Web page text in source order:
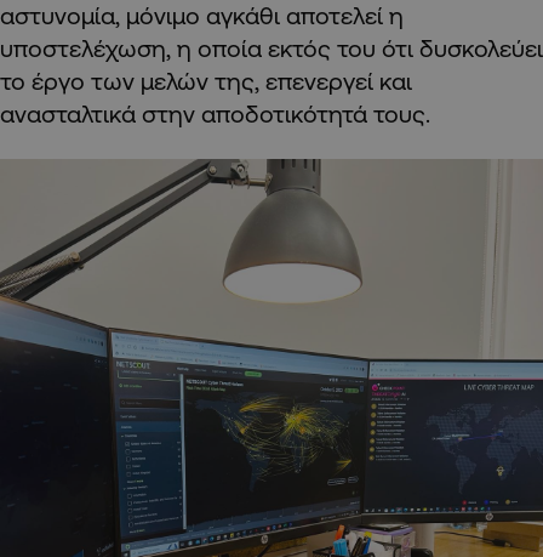
αστυνομία, μόνιμο αγκάθι αποτελεί η
υποστελέχωση, η οποία εκτός του ότι δυσκολεύει
το έργο των μελών της, επενεργεί και
ανασταλτικά στην αποδοτικότητά τους.